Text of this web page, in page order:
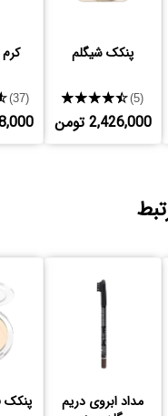
پنکک شیگلم
★★★★★(5)
2,426,000 تومن
(37)
مداد ابروی دریم
پنکک